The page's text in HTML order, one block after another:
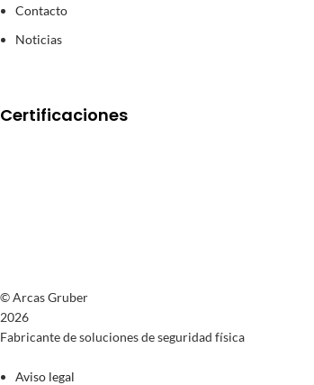
Contacto
Noticias
Certificaciones
© Arcas Gruber
2026
Fabricante de soluciones de seguridad física
Aviso legal